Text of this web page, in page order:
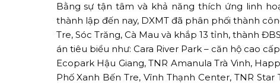
Bằng sự tận tâm và khả năng thích ứng linh
thành lập đến nay, DXMT đã phân phối thành
Tre, Sóc Trăng, Cà Mau và khắp 13 tỉnh, thành
án tiêu biểu như: Cara River Park – căn hộ cao
Ecopark Hậu Giang, TNR Amanula Trà Vinh,
Phố Xanh Bến Tre, Vĩnh Thạnh Center, TNR